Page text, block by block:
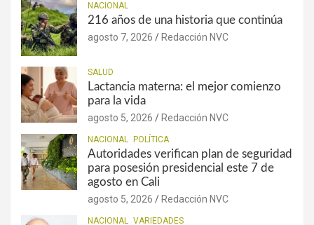
NACIONAL
216 años de una historia que continúa
agosto 7, 2026 Redacción NVC
SALUD
Lactancia materna: el mejor comienzo
para la vida
agosto 5, 2026 Redacción NVC
NACIONAL POLÍTICA
Autoridades verifican plan de seguridad
para posesión presidencial este 7 de
agosto en Cali
agosto 5, 2026 Redacción NVC
NACIONAL VARIEDADES